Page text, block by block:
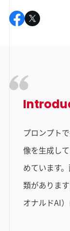
プロンプト
像を生成し
めています
類がありま
オナルドAI